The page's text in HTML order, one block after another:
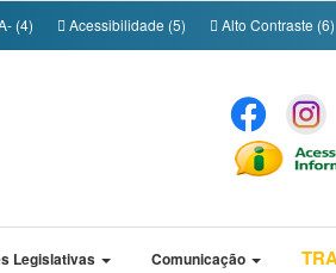
(4) Acessibilidade (5) Alto Contraste (6)
Legislativas Comunicação